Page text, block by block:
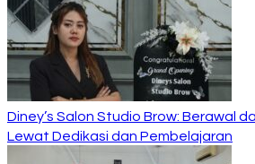
Diney’s Salon Studio Brow: Berawal
Lewat Dedikasi dan Pembelajaran